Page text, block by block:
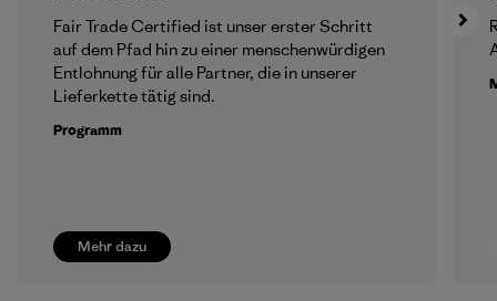
Mehr dazu
Fair Trade Certified ist unser erster Schritt
auf dem Pfad hin zu einer menschenwürdigen
Entlohnung für alle Partner, die in unserer
Lieferkette tätig sind.
Programm